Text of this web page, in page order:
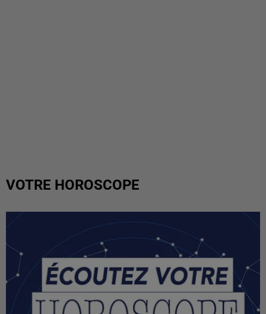
VOTRE HOROSCOPE